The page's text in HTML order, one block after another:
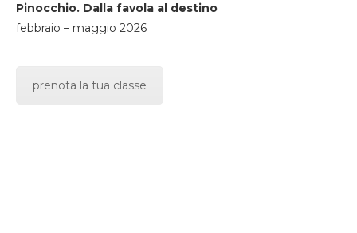
Pinocchio. Dalla favola al destino
febbraio – maggio 2026
prenota la tua classe